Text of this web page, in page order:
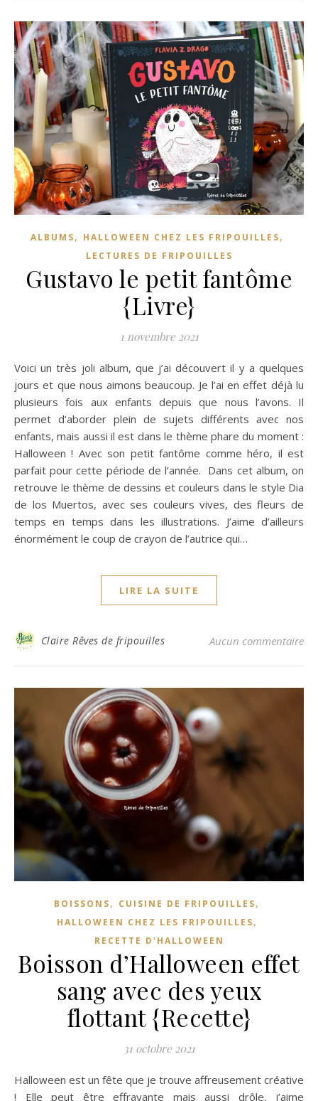
ALBUMS, HALLOWEEN CHEZ LES FRIPOUILLES,
LECTURES DE FRIPOUILLES
Gustavo le petit fantôme
{Livre}
1 novembre 2021
Voici un très joli album, que j’ai découvert il y a quelques
jours et que nous aimons beaucoup. Je l’ai en effet déjà lu
plusieurs fois aux enfants depuis que nous l’avons. Il
permet d’aborder plein de sujets différents avec nos
enfants, mais aussi il est dans le thème phare du moment :
Halloween ! Avec son petit fantôme comme héro, il est
parfait pour cette période de l’année. Dans cet album, on
retrouve le thème de dessins et couleurs dans le style Dia
de los Muertos, avec ses couleurs vives, des fleurs de
temps en temps dans les illustrations. J’aime d’ailleurs
énormément le coup de crayon de l’autrice qui…
LIRE LA SUITE
Claire Rêves de fripouilles Aucun commentaire
BOISSONS, CUISINE DE FRIPOUILLES,
HALLOWEEN CHEZ LES FRIPOUILLES,
RECETTE D'HALLOWEEN
Boisson d’Halloween effet
sang avec des yeux
flottant {Recette}
31 octobre 2021
Halloween est un fête que je trouve affreusement créative
! Elle peut être effrayante mais aussi drôle, j’aime